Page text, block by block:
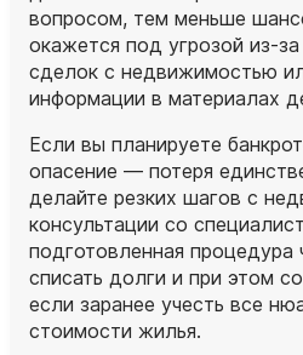
вопросом, тем меньше
окажется под угрозой
сделок с недвижимостью
информации в материалах
Если вы планируете
опасение — потеря
делайте резких шагов с
консультации со
подготовленная процедура
списать долги и при этом
если заранее учесть все
стоимости жилья.